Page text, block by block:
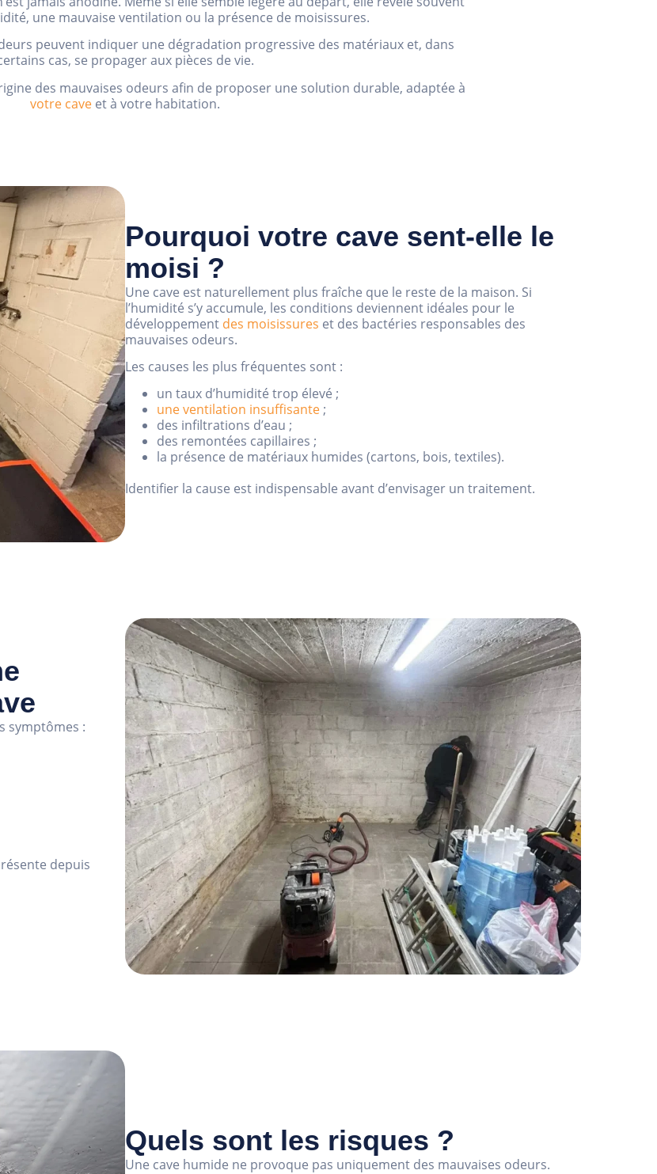
une mauvaise ventilation ou la présence de moisissures.
peuvent indiquer une dégradation progressive des matériaux et, dans
cas, se propager aux pièces de vie.
des mauvaises odeurs afin de proposer une solution durable, adaptée à
votre cave et à votre habitation.
Pourquoi votre cave sent-elle le
moisi ?
Une cave est naturellement plus fraîche que le reste de la maison. Si
l’humidité s’y accumule, les conditions deviennent idéales pour le
développement des moisissures et des bactéries responsables des
mauvaises odeurs.
Les causes les plus fréquentes sont :
un taux d’humidité trop élevé ;
une ventilation insuffisante ;
des infiltrations d’eau ;
des remontées capillaires ;
la présence de matériaux humides (cartons, bois, textiles).
Identifier la cause est indispensable avant d’envisager un traitement.
symptômes :
depuis
Quels sont les risques ?
Une cave humide ne provoque pas uniquement des mauvaises odeurs.